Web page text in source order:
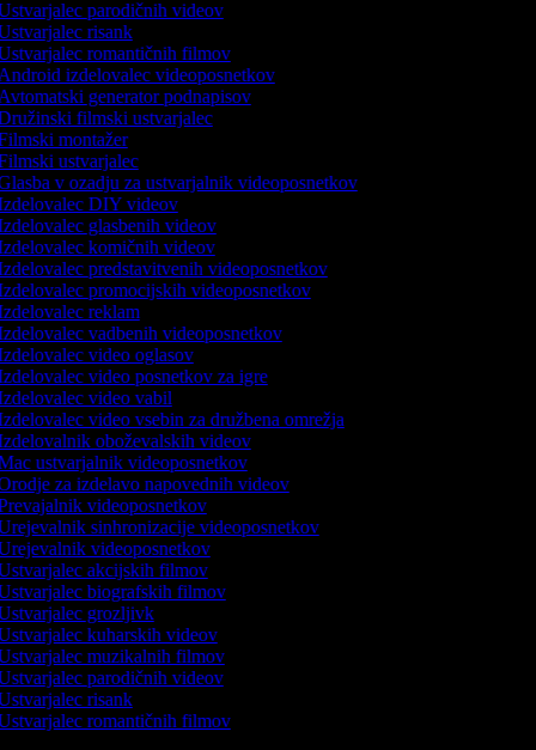
parodičnih videov
risank
romantičnih filmov
izdelovalec videoposnetkov
generator podnapisov
filmski ustvarjalec
montažer
ustvarjalec
v ozadju za ustvarjalnik videoposnetkov
DIY videov
glasbenih videov
komičnih videov
predstavitvenih videoposnetkov
promocijskih videoposnetkov
reklam
vadbenih videoposnetkov
video oglasov
video posnetkov za igre
video vabil
video vsebin za družbena omrežja
oboževalskih videov
ustvarjalnik videoposnetkov
za izdelavo napovednih videov
videoposnetkov
sinhronizacije videoposnetkov
videoposnetkov
akcijskih filmov
biografskih filmov
grozljivk
kuharskih videov
muzikalnih filmov
parodičnih videov
risank
romantičnih filmov